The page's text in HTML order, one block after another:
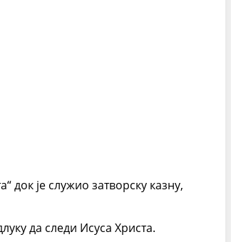
је служио затворску казну,
да следи Исуса Христа.